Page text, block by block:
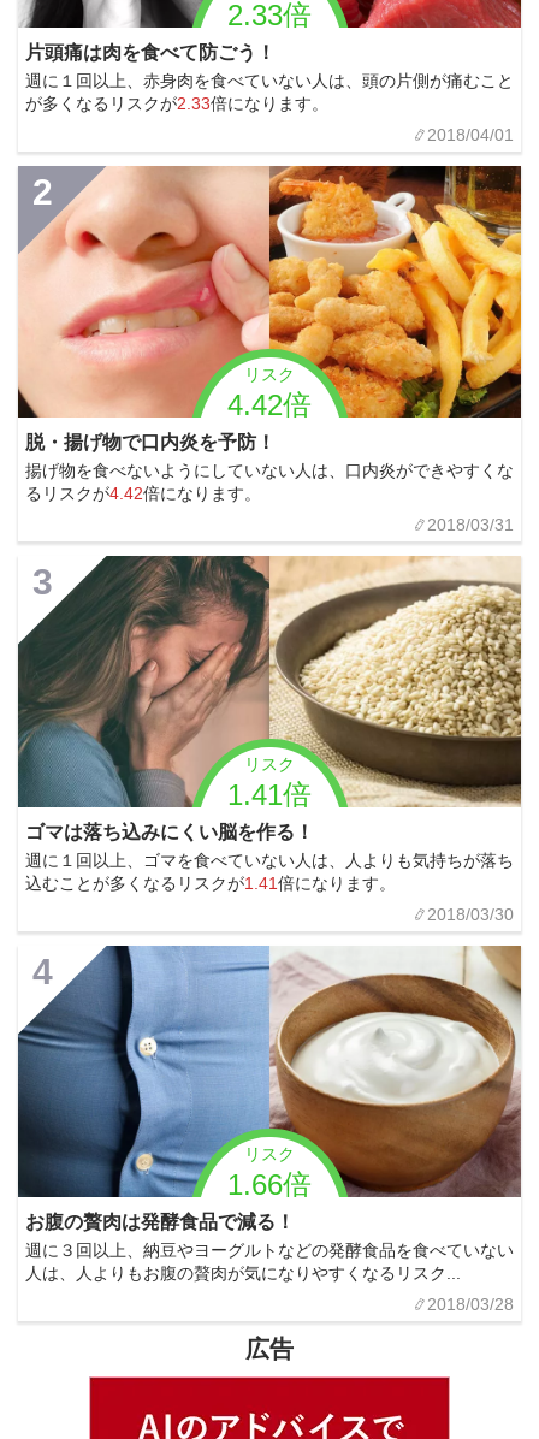
2.33倍
片頭痛は肉を食べて防ごう！
週に１回以上、赤身肉を食べていない人は、頭の片側が痛むこと
が多くなるリスクが2.33倍になります。
2018/04/01
リスク
4.42倍
2
脱・揚げ物で口内炎を予防！
揚げ物を食べないようにしていない人は、口内炎ができやすくな
るリスクが4.42倍になります。
2018/03/31
リスク
1.41倍
3
ゴマは落ち込みにくい脳を作る！
週に１回以上、ゴマを食べていない人は、人よりも気持ちが落ち
込むことが多くなるリスクが1.41倍になります。
2018/03/30
リスク
1.66倍
4
お腹の贅肉は発酵食品で減る！
週に３回以上、納豆やヨーグルトなどの発酵食品を食べていない
人は、人よりもお腹の贅肉が気になりやすくなるリスク...
2018/03/28
広告